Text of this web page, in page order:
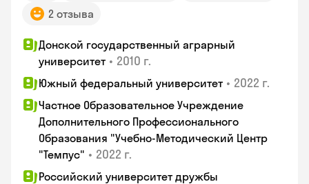
2 отзыва
Донской государственный аграрный
университет • 2010 г.
Южный федеральный университет • 2022 г.
Частное Образовательное Учреждение
Дополнительного Профессионального
Образования "Учебно-Методический Центр
"Темпус" • 2022 г.
Российский университет дружбы